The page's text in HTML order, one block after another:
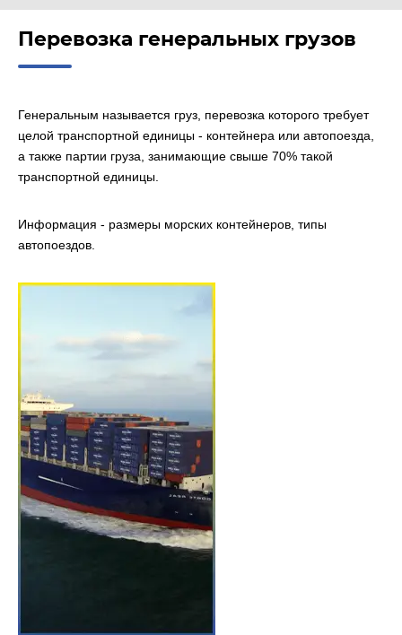
Перевозка генеральных грузов
Генеральным называется груз, перевозка которого требует
целой транспортной единицы - контейнера или автопоезда,
а также партии груза, занимающие свыше 70% такой
транспортной единицы.
Информация - размеры морских контейнеров, типы
автопоездов.